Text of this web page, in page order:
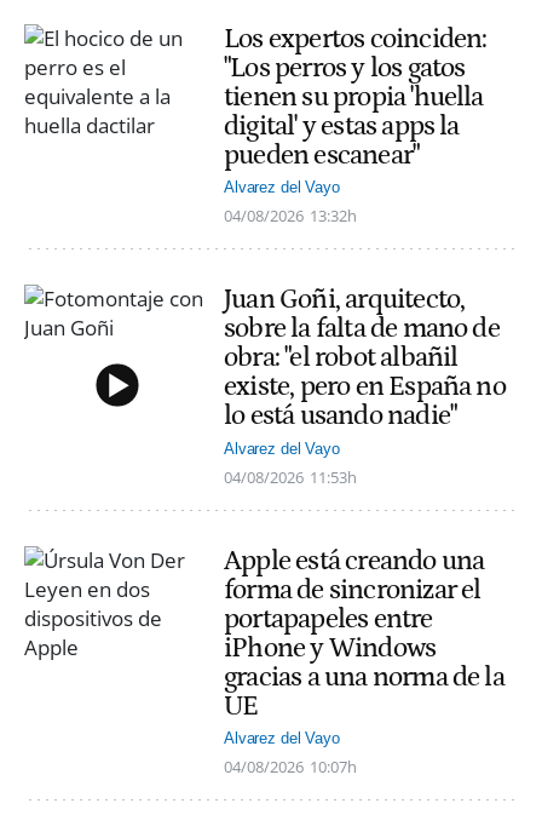
Los expertos coinciden:
"Los perros y los gatos
tienen su propia 'huella
digital' y estas apps la
pueden escanear"
Alvarez del Vayo
04/08/2026 13:32h
Juan Goñi, arquitecto,
sobre la falta de mano de
obra: "el robot albañil
existe, pero en España no
lo está usando nadie"
Alvarez del Vayo
04/08/2026 11:53h
Apple está creando una
forma de sincronizar el
portapapeles entre
iPhone y Windows
gracias a una norma de la
UE
Alvarez del Vayo
04/08/2026 10:07h